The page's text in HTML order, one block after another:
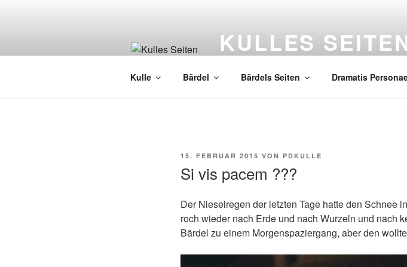
KULLES
Kulle Bärdel Bärdels Seiten Dramatis
VERÖFFENTLICHT
15. FEBRUAR 2015 VON PDKULLE
Si vis pacem ???
Der Nieselregen der letzten Tage hatte den Schnee
roch wieder nach Erde und nach Wurzeln und nach
Bärdel zu einem Morgenspaziergang, aber den